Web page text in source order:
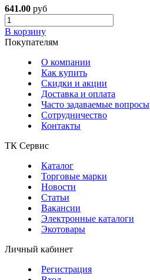
641.00 руб
В корзину
Покупателям
О компании
Как купить
Скидки и акции
Доставка и оплата
Часто задаваемые вопросы
Сотрудничество
Контакты
ТК Сервис
Каталог
Торговые марки
Новости
Статьи
Вакансии
Электронные каталоги
Экотовары
Личный кабинет
Регистрация